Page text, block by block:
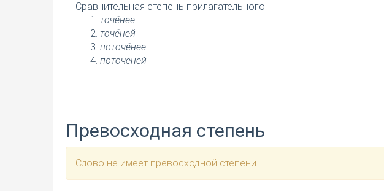
Сравнительная степень прилагательного:
точёнее
точёней
поточёнее
поточёней
Превосходная степень
Слово не имеет превосходной степени.